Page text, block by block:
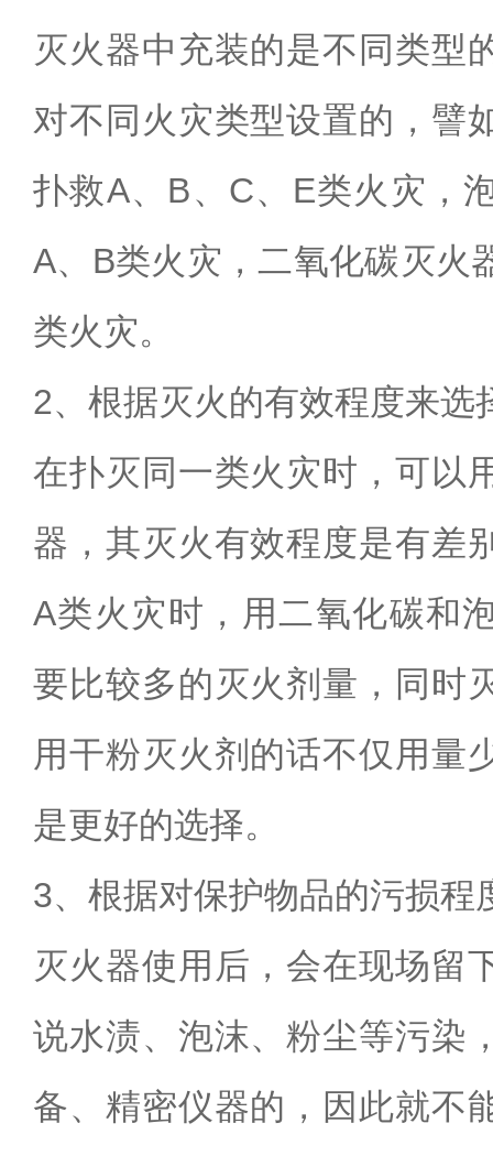
灭火器中充装的是不同类型
对不同火灾类型设置的， 譬
扑救A、 B、 C、 E类火灾 ，
A、 B类火灾 ，二氧化碳灭火
类火灾。
2、根据灭火的有效程度来选
在扑灭同一类火灾时，可以
器，其灭火有效程度是有差
A类火灾时 ，用二氧化碳和
要比较多的灭火剂量，同时
用干粉灭火剂的话不仅用量
是更好的选择。
3、根据对保护物品的污损程
灭火器使用后，会在现场留
说水渍、泡沫、粉尘等污染
备、精密仪器的，因此就不